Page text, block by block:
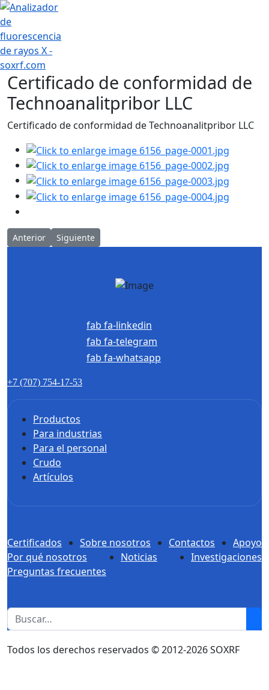
Certificado de conformidad de
Technoanalitpribor LLC
Certificado de conformidad de Technoanalitpribor LLC
Artículo anterior: Carbón y minería en Rusia 2020
Anterior Artículo siguiente: ¡Feliz día del geólogo!
Siguiente
fab fa-linkedin
fab fa-telegram
fab fa-whatsapp
+7 (707) 754-17-53
Productos
Para industrias
Para el personal
Crudo
Artículos
Certificados Sobre nosotros Contactos
Apoyo
Por qué nosotros
Noticias
Investigaciones
Preguntas frecuentes
1
Todos los derechos reservados © 2012-2026 SOXRF